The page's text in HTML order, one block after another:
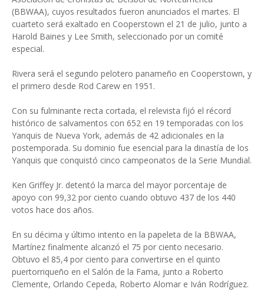
(BBWAA), cuyos resultados fueron anunciados el martes. El
cuarteto será exaltado en Cooperstown el 21 de julio, junto a
Harold Baines y Lee Smith, seleccionado por un comité
especial.
Rivera será el segundo pelotero panameño en Cooperstown, y
el primero desde Rod Carew en 1951.
Con su fulminante recta cortada, el relevista fijó el récord
histórico de salvamentos con 652 en 19 temporadas con los
Yanquis de Nueva York, además de 42 adicionales en la
postemporada. Su dominio fue esencial para la dinastía de los
Yanquis que conquistó cinco campeonatos de la Serie Mundial.
Ken Griffey Jr. detentó la marca del mayor porcentaje de
apoyo con 99,32 por ciento cuando obtuvo 437 de los 440
votos hace dos años.
En su décima y último intento en la papeleta de la BBWAA,
Martínez finalmente alcanzó el 75 por ciento necesario.
Obtuvo el 85,4 por ciento para convertirse en el quinto
puertorriqueño en el Salón de la Fama, junto a Roberto
Clemente, Orlando Cepeda, Roberto Alomar e Iván Rodríguez.